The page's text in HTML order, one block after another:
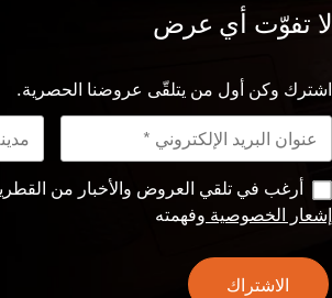
لا تفوّت أي عرض
اشترك وكن أول من يتلقّى عروضنا الحصرية.
أرغب في تلقي العروض والأخبار من
إشعار الخصوصية وفهمته
الاشتراك